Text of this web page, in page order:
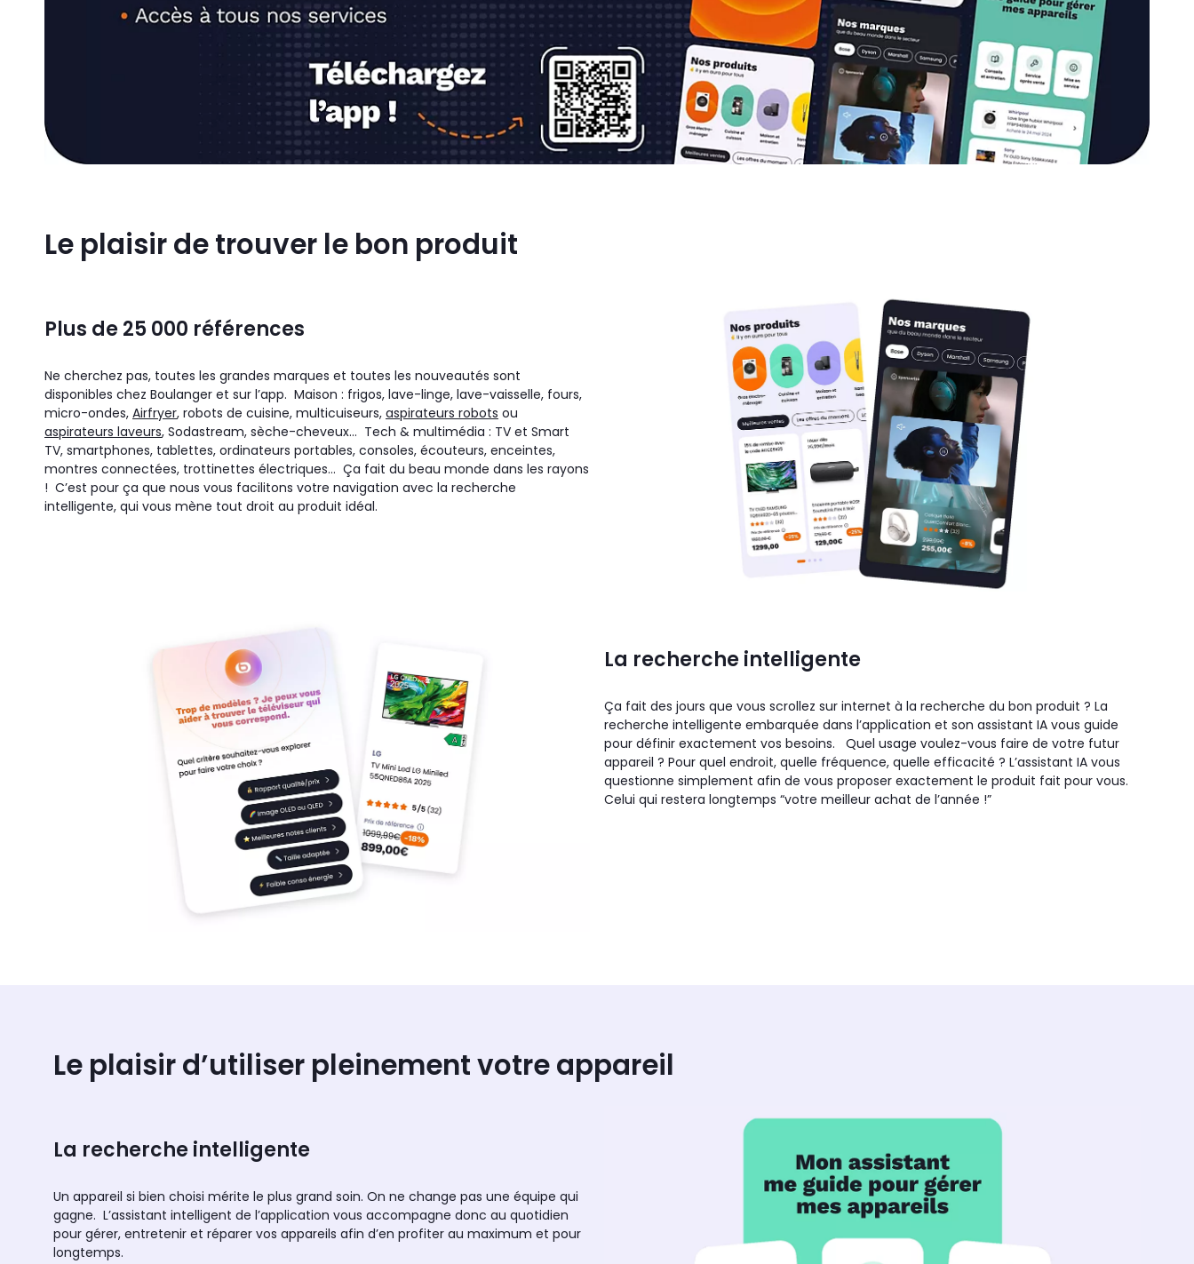
Le plaisir de trouver le bon produit
Plus de 25 000 références
Ne cherchez pas, toutes les grandes marques et toutes les nouveautés sont
disponibles chez Boulanger et sur l’app. Maison : frigos, lave-linge, lave-vaisselle, fours,
micro-ondes, Airfryer, robots de cuisine, multicuiseurs, aspirateurs robots ou
aspirateurs laveurs, Sodastream, sèche-cheveux… Tech & multimédia : TV et Smart
TV, smartphones, tablettes, ordinateurs portables, consoles, écouteurs, enceintes,
montres connectées, trottinettes électriques… Ça fait du beau monde dans les rayons
! C’est pour ça que nous vous facilitons votre navigation avec la recherche
intelligente, qui vous mène tout droit au produit idéal.
La recherche intelligente
Ça fait des jours que vous scrollez sur internet à la recherche du bon produit ? La
recherche intelligente embarquée dans l’application et son assistant IA vous guide
pour définir exactement vos besoins. Quel usage voulez-vous faire de votre futur
appareil ? Pour quel endroit, quelle fréquence, quelle efficacité ? L’assistant IA vous
questionne simplement afin de vous proposer exactement le produit fait pour vous.
Celui qui restera longtemps “votre meilleur achat de l’année !”
Le plaisir d’utiliser pleinement votre appareil
La recherche intelligente
Un appareil si bien choisi mérite le plus grand soin. On ne change pas une équipe qui
gagne. L’assistant intelligent de l’application vous accompagne donc au quotidien
pour gérer, entretenir et réparer vos appareils afin d’en profiter au maximum et pour
longtemps.